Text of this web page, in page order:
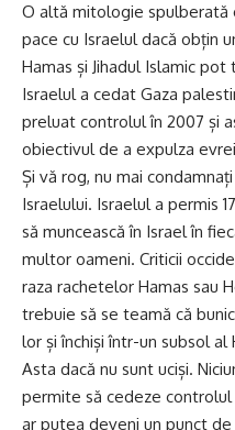
O altă mitologie spulberată
pace cu Israelul dacă obțin
Hamas și Jihadul Islamic
Israelul a cedat Gaza
preluat controlul în 2007 și
obiectivul de a expulza
Și vă rog, nu mai
Israelului. Israelul a permis
să muncească în Israel în
multor oameni. Criticii
raza rachetelor Hamas sau
trebuie să se teamă că
lor și închiși într-un subsol
Asta dacă nu sunt uciși.
permite să cedeze
ar putea deveni un punct